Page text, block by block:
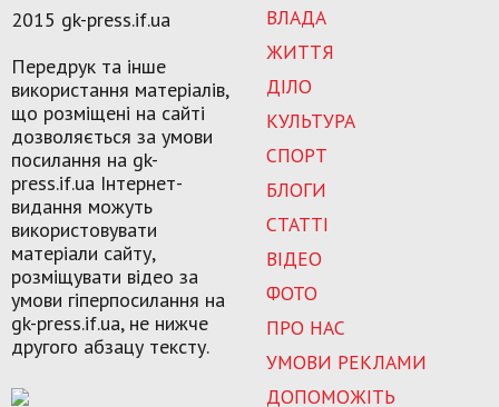
ВЛАДА
ЖИТТЯ
ДІЛО
КУЛЬТУРА
СПОРТ
БЛОГИ
СТАТТІ
ВІДЕО
ФОТО
ПРО НАС
УМОВИ РЕКЛАМИ
ДОПОМОЖІТЬ
2015 gk-press.if.ua
Передрук та інше
використання матеріалів,
що розміщені на сайті
дозволяється за умови
посилання на gk-
press.if.ua Інтернет-
видання можуть
використовувати
матеріали сайту,
розміщувати відео за
умови гіперпосилання на
gk-press.if.ua, не нижче
другого абзацу тексту.